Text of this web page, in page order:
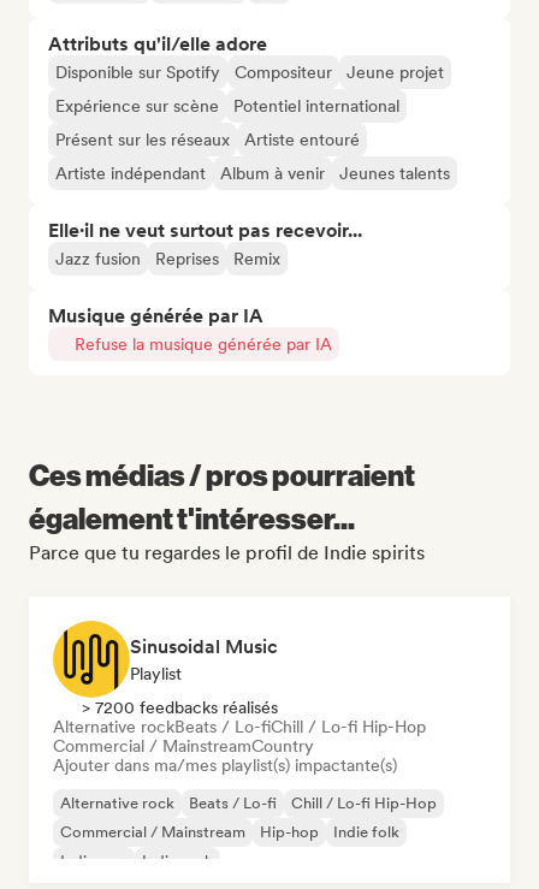
Attributs qu'il/elle adore
Disponible sur Spotify Compositeur
Jeune projet
Expérience sur scène
Potentiel international
Présent sur les réseaux
Artiste entouré
Artiste indépendant
Album à venir Jeunes talents
Elle·il ne veut surtout pas recevoir...
Jazz fusion Reprises Remix
Musique générée par IA
Refuse la musique générée par IA
Ces médias / pros pourraient
également t'intéresser...
Parce que tu regardes le profil de Indie spirits
Sinusoidal Music
Playlist
> 7200 feedbacks réalisés
Alternative rockBeats / Lo-fiChill / Lo-fi Hip-Hop
Commercial / MainstreamCountry
Ajouter dans ma/mes playlist(s) impactante(s)
Alternative rock Beats / Lo-fi
Chill / Lo-fi Hip-Hop
Commercial / Mainstream
Hip-hop
Indie folk
Indie pop
Indie rock